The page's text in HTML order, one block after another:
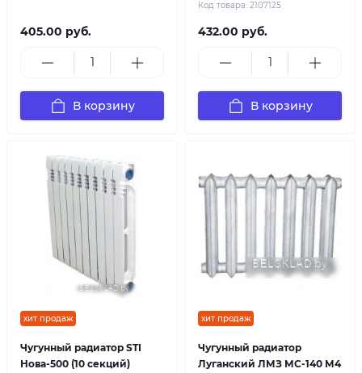
405.00 руб.
В корзину
Код товара: 2107125
432.00 руб.
В корзину
хит продаж
Чугунный радиатор STI
Нова-500 (10 секций)
хит продаж
Чугунный радиатор
Луганский ЛМЗ МС-140 М4